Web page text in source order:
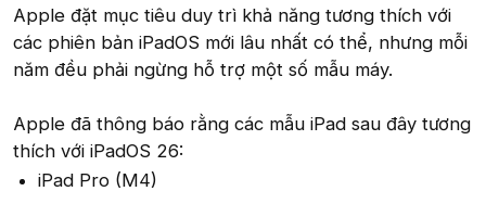
Apple đặt mục tiêu duy trì khả năng tương thích với
các phiên bản iPadOS mới lâu nhất có thể, nhưng mỗi
năm đều phải ngừng hỗ trợ một số mẫu máy.
Apple đã thông báo rằng các mẫu iPad sau đây tương
thích với iPadOS 26:
iPad Pro (M4)